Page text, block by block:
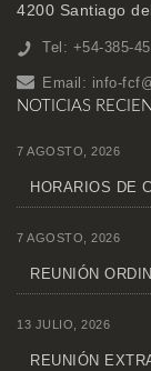
4200 Santiago
Tel: +54-385-
Email: info-
NOTICIAS
7 AGOSTO, 2026
HORARIOS DE
7 AGOSTO, 2026
REUNIÓN
13 JULIO, 2026
REUNIÓN